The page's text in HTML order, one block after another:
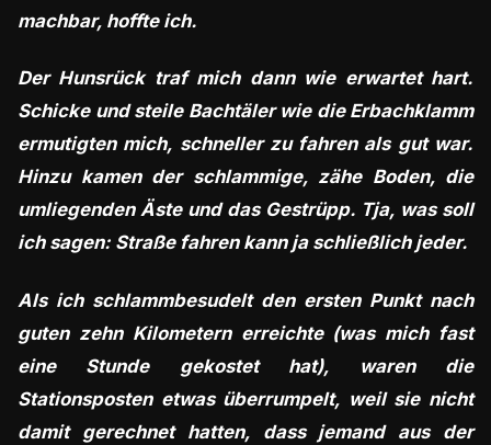
machbar, hoffte ich.
Der Hunsrück traf mich dann wie erwartet hart.
Schicke und steile Bachtäler wie die Erbachklamm
ermutigten mich, schneller zu fahren als gut war.
Hinzu kamen der schlammige, zähe Boden, die
umliegenden Äste und das Gestrüpp. Tja, was soll
ich sagen: Straße fahren kann ja schließlich jeder.
Als ich schlammbesudelt den ersten Punkt nach
guten zehn Kilometern erreichte (was mich fast
eine Stunde gekostet hat), waren die
Stationsposten etwas überrumpelt, weil sie nicht
damit gerechnet hatten, dass jemand aus der